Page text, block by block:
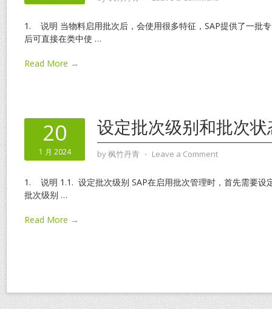
1. 说明 当物料启用批次后，会使用很多特征，SAP提供了一批
后可直接在类中使 …
Read More →
20
1 月 2024
设定批次级别和批次状
by枫竹丹青 ⋅ Leave a Comment
1. 说明 1.1. 设定批次级别 SAP在启用批次管理时，首先需要设
批次级别 …
Read More →